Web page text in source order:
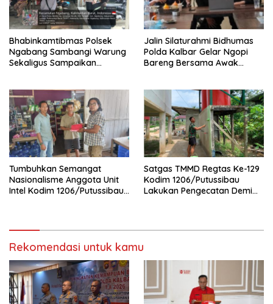
Bhabinkamtibmas Polsek
Ngabang Sambangi Warung
Sekaligus Sampaikan
Jalin Silaturahmi Bidhumas
Polda Kalbar Gelar Ngopi
Bareng Bersama Awak
Tumbuhkan Semangat
Nasionalisme Anggota Unit
Intel Kodim 1206/Putussibau
Satgas TMMD Regtas Ke-129
Kodim 1206/Putussibau
Lakukan Pengecatan Demi
Rekomendasi untuk kamu